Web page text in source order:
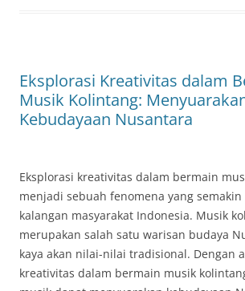
Eksplorasi Kreativitas dalam
Musik Kolintang:
Kebudayaan Nusantara
Eksplorasi kreativitas dalam bermain
menjadi sebuah fenomena yang
kalangan masyarakat Indonesia. Musik
merupakan salah satu warisan budaya
kaya akan nilai-nilai tradisional. Dengan
kreativitas dalam bermain musik